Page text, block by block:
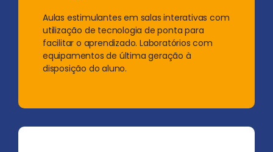
Aulas estimulantes em salas interativas com
utilização de tecnologia de ponta para
facilitar o aprendizado. Laboratórios com
equipamentos de última geração à
disposição do aluno.